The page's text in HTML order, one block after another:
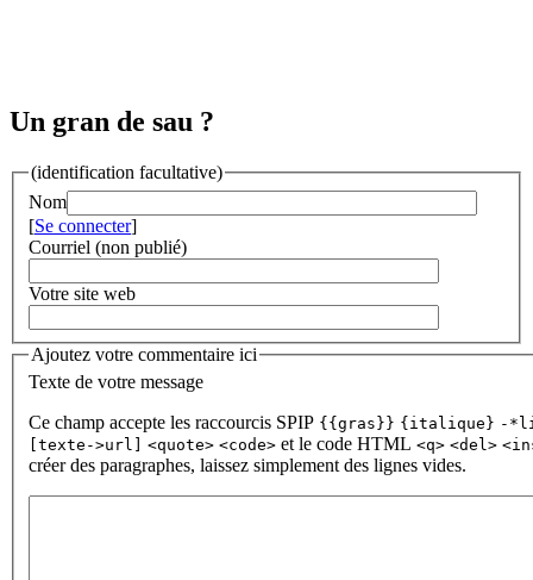
Un gran de sau ?
(identification facultative)
Nom
[Se connecter]
Courriel (non publié)
Votre site web
Ajoutez votre commentaire ici
Texte de votre message
Ce champ accepte les raccourcis SPIP {{gras}} {italique} -
[texte->url]
<quote> <code> et le code HTML <q> <del>
créer des paragraphes, laissez simplement des lignes vides.